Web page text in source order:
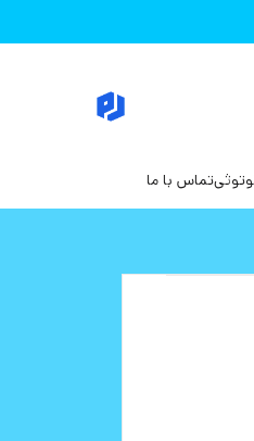
تماس با ما